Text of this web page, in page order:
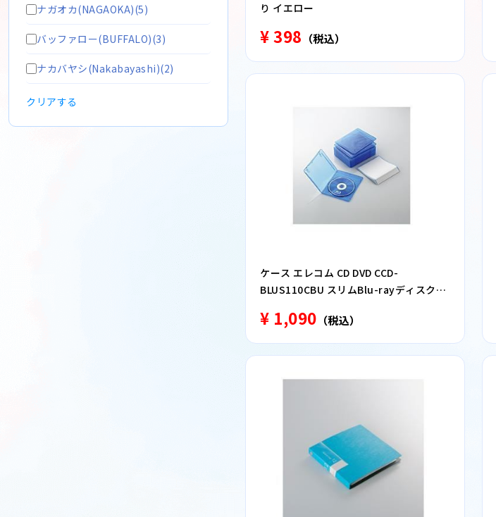
ナガオカ(NAGAOKA)(5)
バッファロー(BUFFALO)(3)
ナカバヤシ(Nakabayashi)(2)
クリアする
り イエロー
¥ 398 （税込）
ケース エレコム CD DVD CCD-
BLUS110CBU スリムBlu-rayディスクケ
¥ 1,090 （税込）